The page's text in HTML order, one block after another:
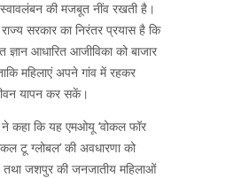
की मजबूत नींव रखती है।
सरकार का निरंतर प्रयास है कि
ज्ञान आधारित आजीविका को बाजार
महिलाएं अपने गांव में रहकर
यापन कर सकें।
कहा कि यह एमओयू ‘वोकल फॉर
टू ग्लोबल’ की अवधारणा को
तथा जशपुर की जनजातीय महिलाओं